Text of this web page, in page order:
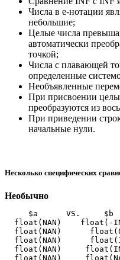
Числа в e-нотации
небольшие;
Целые числа
автоматически
точкой;
Числа с плавающей
определенные
Необъявленные
При присвоении
преобразуются из
При приведении
начальные нули.
Несколько специфических
Необычно
$a      VS.
float(NAN)
float(NAN)
float(NAN)
float(NAN)
float(NAN)